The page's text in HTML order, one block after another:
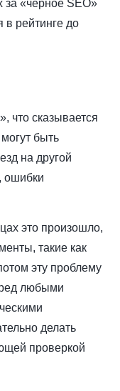
за «черное SEO»
рейтинге до
что сказывается
быть
на другой
ошибки
это произошло,
такие как
эту проблему
любыми
делать
проверкой